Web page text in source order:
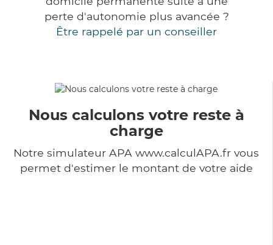
perte d'autonomie plus avancée ?
Être rappelé par un conseiller
Nous calculons votre reste à
charge
Notre simulateur APA www.calculAPA.fr vous
permet d'estimer le montant de votre aide